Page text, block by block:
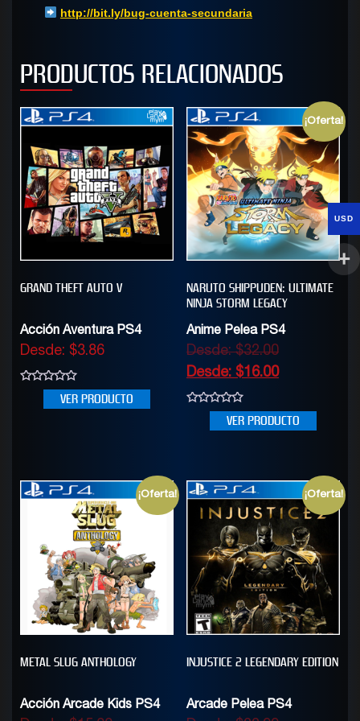
http://bit.ly/bug-cuenta-secundaria
PRODUCTOS RELACIONADOS
GRAND THEFT AUTO V
Acción Aventura PS4
Desde: $3.86
VER PRODUCTO
¡Oferta!
NARUTO SHIPPUDEN: ULTIMATE
NINJA STORM LEGACY
Anime Pelea PS4
Desde:$32.00
Desde: $16.00
VER PRODUCTO
¡Oferta!
METAL SLUG ANTHOLOGY
Acción Arcade Kids PS4
¡Oferta!
INJUSTICE 2 LEGENDARY EDITION
Arcade Pelea PS4
USD